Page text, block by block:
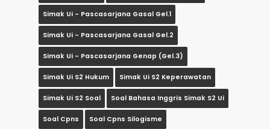
Simak Ui - Pascasarjana Gasal Gel.1
Simak Ui - Pascasarjana Gasal Gel.2
Simak Ui - Pascasarjana Genap (gel.3)
Simak Ui S2 Hukum Simak Ui S2 Keperawatan
Simak Ui S2 Soal Soal Bahasa Inggris Simak S2 Ui
Soal Cpns Soal Cpns Silogisme